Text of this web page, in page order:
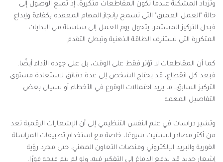
وتزداد المشكلة عندما تكون المقاطعات متكررة، إذ تمنع الوصول إلى
حالة "العمل العميق" التي تسمح بإنجاز المهام المعقدة بكفاءة وإبداع.
فبدل التركيز المستمر، يتحول يوم العمل إلى سلسلة من البدايات
المتكررة التي تستنزف الطاقة الذهنية وتبطئ التقدم.
كما أن المقاطعات لا تؤثر فقط على الوقت، بل على جودة الأداء أيضًا.
فبعد كل انقطاع، قد يحتاج الشخص إلى عدة دقائق لاستعادة مستوى
التركيز السابق، ما يزيد احتمالات الوقوع في الأخطاء أو نسيان بعض
التفاصيل المهمة.
وتشير دراسات في علم النفس التنظيمي إلى أن الإشعارات الرقمية تعد
من أكثر مصادر التشتيت شيوعًا، خاصة مع استخدام تطبيقات المراسلة
الفورية والبريد الإلكتروني ومنصات التعاون المهني. حتى مجرد رؤية
إشعار جديد قد تدفع الدماغ إلى التفكير فيه، ولو لم يتم فتحه فورًا.